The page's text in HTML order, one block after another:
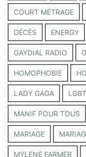
COURT MÉTRAGE
DÉCÈS ENERGY
GAYDIAL RADIO
HOMOPHOBIE
LADY GAGA LGBT
MANIF POUR TOUS
MARIAGE
MYLENE FARMER